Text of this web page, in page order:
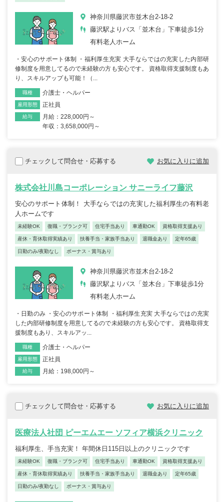
神奈川県藤沢市並木台2-18-2
藤沢駅よりバス「並木台」下車徒歩1分
有料老人ホーム
・安心のサポート体制 ・福利厚生充実 大手ならではの充実した内部研
修制度を用意してるので未経験の方も安心です。 資格取得支援制度もあ
り、スキルアップも可能！（...
職種 介護士・ヘルパー
雇用形態 正社員
給与
月給：228,000円～
年収：3,658,000円～
チェックして問合せ・応募する お気に入りに追加
株式会社川島コーポレーション サニーライフ藤沢
安心のサポート体制！ 大手ならではの充実した福利厚生の有料老
人ホームです
未経験OK 復職・ブランク可 住宅手当あり 車通勤OK 資格取得支援あり
産休・育休取得実績あり 扶養手当・家族手当あり 退職金あり 定年65歳
日勤のみ/夜勤なし ボーナス・賞与あり
神奈川県藤沢市並木台2-18-2
藤沢駅よりバス「並木台」下車徒歩1分
有料老人ホーム
・日勤のみ ・安心のサポート体制 ・福利厚生充実 大手ならではの充実
した内部研修制度を用意してるので未経験の方も安心です。 資格取得支
援制度もあり、スキルアッ...
職種 介護士・ヘルパー
雇用形態 正社員
給与 月給：198,000円～
チェックして問合せ・応募する お気に入りに追加
医療法人社団 ピーエムエー ソフィア横浜クリニック
福利厚生、手当充実！ 年間休日115日以上のクリニックです
未経験OK 復職・ブランク可 住宅手当あり 車通勤OK 資格取得支援あり
産休・育休取得実績あり 扶養手当・家族手当あり 退職金あり 定年65歳
日勤のみ/夜勤なし ボーナス・賞与あり